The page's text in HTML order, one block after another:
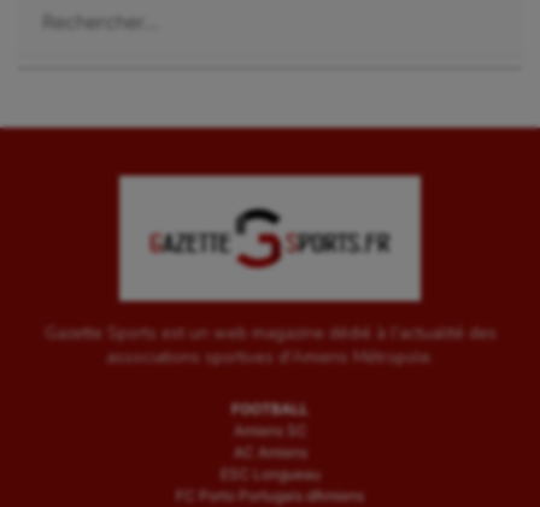
Gazette Sports est un web magazine dédié à l'actualité des
associations sportives d'Amiens Métropole.
FOOTBALL
Amiens SC
AC Amiens
ESC Longueau
FC Porto Portugais d’Amiens